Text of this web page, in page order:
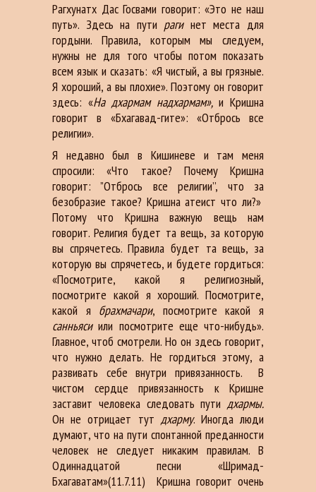
Рагхунатх Дас Госвами говорит: «Это не наш
путь». Здесь на пути рагинет места для
гордыни. Правила, которым мы следуем,
нужны не для того чтобы потом показать
всем язык и сказать: «Я чистый, а вы грязные.
Я хороший, а вы плохие». Поэтому он говорит
здесь: «На дхармам надхармам», и Кришна
говорит в «Бхагавад-гите»: «Отбрось все
религии».
Я недавно был в Кишиневе и там меня
спросили: «Что такое? Почему Кришна
говорит: ”Отбрось все религии’’, что за
безобразие такое? Кришна атеист что ли?»
Потому что Кришна важную вещь нам
говорит. Религия будет та вещь, за которую
вы спрячетесь. Правила будет та вещь, за
которую вы спрячетесь, и будете гордиться:
«Посмотрите, какой я религиозный,
посмотрите какой я хороший. Посмотрите,
какой я брахмачари, посмотрите какой я
санньясиили посмотрите еще что-нибудь».
Главное, чтоб смотрели. Но он здесь говорит,
что нужно делать. Не гордиться этому, а
развивать себе внутри привязанность. В
чистом сердце привязанность к Кришне
заставит человека следовать пути дхармы.
Он не отрицает тут дхарму. Иногда люди
думают, что на пути спонтанной преданности
человек не следует никаким правилам. В
Одиннадцатой песни «Шримад-
Бхагаватам»(11.7.11) Кришна говорит очень